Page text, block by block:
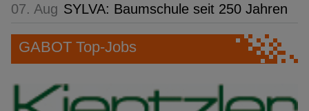
07. Aug SYLVA: Baumschule seit 250 Jahren
GABOT Top-Jobs